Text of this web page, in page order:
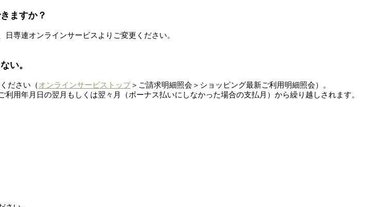
ますか？
専連オンラインサービスよりご変更ください。
い。
ださい（オンラインサービストップ＞ご請求明細照会＞ショッピング最新ご利用明細照会）。
用年月日の翌月もしくは翌々月（ボーナス払いにしなかった場合の支払月）から繰り越しされます。